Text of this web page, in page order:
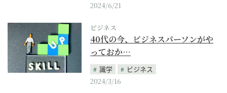
2024/6/21
ビジネス
40代の今、ビジネスパーソンがや
っておか…
識学
ビジネス
2024/3/16